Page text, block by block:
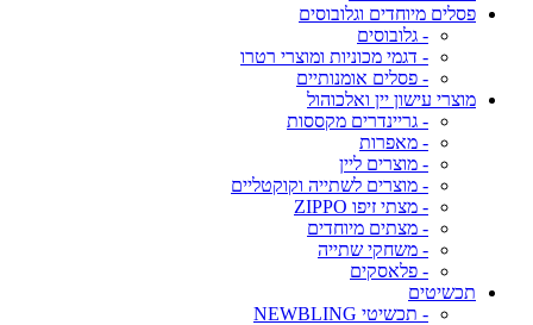
פסלים מיוחדים וגלובוסים
- גלובוסים
- דגמי מכוניות ומוצרי רטרו
- פסלים אומנותיים
מוצרי עישון יין ואלכוהול
- גריינדרים מקססות
- מאפרות
- מוצרים ליין
- מוצרים לשתייה וקוקטליים
- מצתי זיפו ZIPPO
- מצתים מיוחדים
- משחקי שתייה
- פלאסקים
תכשיטים
- תכשיטי NEWBLING